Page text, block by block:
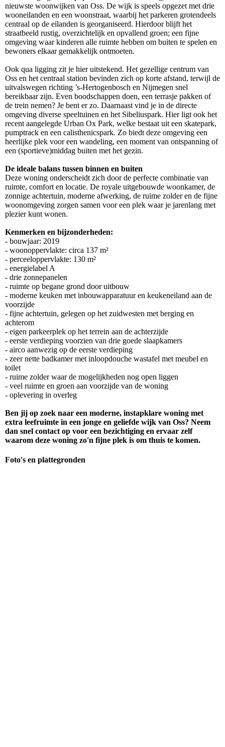
nieuwste woonwijken van Oss. De wijk is speels opgezet met drie
wooneilanden en een woonstraat, waarbij het parkeren grotendeels
centraal op de eilanden is georganiseerd. Hierdoor blijft het
straatbeeld rustig, overzichtelijk en opvallend groen; een fijne
omgeving waar kinderen alle ruimte hebben om buiten te spelen en
bewoners elkaar gemakkelijk ontmoeten.
Ook qua ligging zit je hier uitstekend. Het gezellige centrum van
Oss en het centraal station bevinden zich op korte afstand, terwijl de
uitvalswegen richting ’s-Hertogenbosch en Nijmegen snel
bereikbaar zijn. Even boodschappen doen, een terrasje pakken of
de trein nemen? Je bent er zo. Daarnaast vind je in de directe
omgeving diverse speeltuinen en het Sibeliuspark. Hier ligt ook het
recent aangelegde Urban Ox Park, welke bestaat uit een skatepark,
pumptrack en een calisthenicspark. Zo biedt deze omgeving een
heerlijke plek voor een wandeling, een moment van ontspanning of
een (sportieve)middag buiten met het gezin.
De ideale balans tussen binnen en buiten
Deze woning onderscheidt zich door de perfecte combinatie van
ruimte, comfort en locatie. De royale uitgebouwde woonkamer, de
zonnige achtertuin, moderne afwerking, de ruime zolder en de fijne
woonomgeving zorgen samen voor een plek waar je jarenlang met
plezier kunt wonen.
Kenmerken en bijzonderheden:
- bouwjaar: 2019
- woonoppervlakte: circa 137 m²
- perceeloppervlakte: 130 m²
- energielabel A
- drie zonnepanelen
- ruimte op begane grond door uitbouw
- moderne keuken met inbouwapparatuur en keukeneiland aan de
voorzijde
- fijne achtertuin, gelegen op het zuidwesten met berging en
achterom
- eigen parkeerplek op het terrein aan de achterzijde
- eerste verdieping voorzien van drie goede slaapkamers
- airco aanwezig op de eerste verdieping
- zeer nette badkamer met inloopdouche wastafel met meubel en
toilet
- ruime zolder waar de mogelijkheden nog open liggen
- veel ruimte en groen aan voorzijde van de woning
- oplevering in overleg
Ben jij op zoek naar een moderne, instapklare woning met
extra leefruimte in een jonge en geliefde wijk van Oss? Neem
dan snel contact op voor een bezichtiging en ervaar zelf
waarom deze woning zo'n fijne plek is om thuis te komen.
Foto's en plattegronden